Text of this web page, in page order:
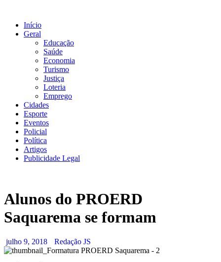
conteúdo
Início
Geral
Educação
Saúde
Economia
Turismo
Justiça
Loteria
Emprego
Cidades
Esporte
Eventos
Policial
Política
Artigos
Publicidade Legal
Alunos do PROERD
Saquarema se formam
julho 9, 2018 Redação JS